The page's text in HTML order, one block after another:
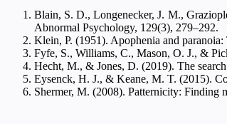
Blain, S. D., Longenecker, J. M.,
Abnormal Psychology, 129(3), 279–292.
Klein, P. (1951). Apophenia and
Fyfe, S., Williams, C., Mason, O. J., &
Hecht, M., & Jones, D. (2019). The
Eysenck, H. J., & Keane, M. T. (2015).
Shermer, M. (2008). Patternicity: Finding